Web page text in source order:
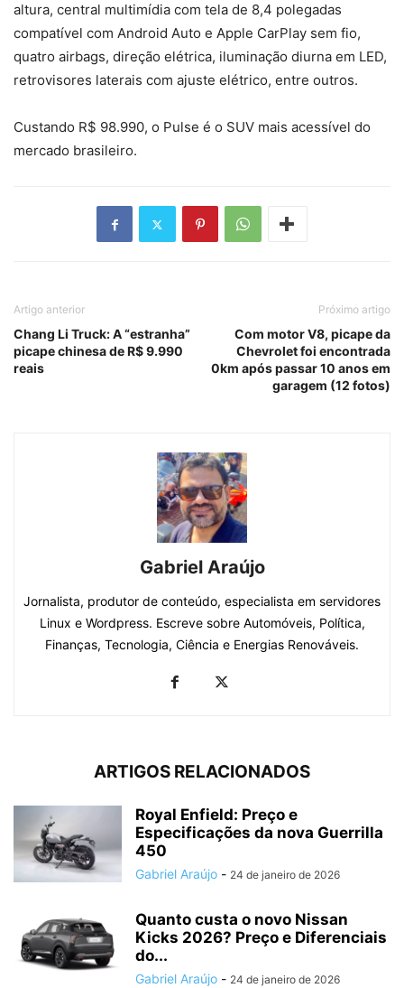
altura, central multimídia com tela de 8,4 polegadas
compatível com Android Auto e Apple CarPlay sem fio,
quatro airbags, direção elétrica, iluminação diurna em LED,
retrovisores laterais com ajuste elétrico, entre outros.
Custando R$ 98.990, o Pulse é o SUV mais acessível do
mercado brasileiro.
Artigo anterior
Chang Li Truck: A “estranha”
picape chinesa de R$ 9.990
reais
Próximo artigo
Com motor V8, picape da
Chevrolet foi encontrada
0km após passar 10 anos em
garagem (12 fotos)
Gabriel Araújo
Jornalista, produtor de conteúdo, especialista em servidores
Linux e Wordpress. Escreve sobre Automóveis, Política,
Finanças, Tecnologia, Ciência e Energias Renováveis.
ARTIGOS RELACIONADOS
Royal Enfield: Preço e
Especificações da nova Guerrilla
450
Gabriel Araújo - 24 de janeiro de 2026
Quanto custa o novo Nissan
Kicks 2026? Preço e Diferenciais
do...
Gabriel Araújo - 24 de janeiro de 2026